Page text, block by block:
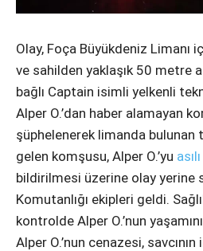
Olay, Foça Büyükdeniz Limanı
ve sahilden yaklaşık 50 metre
bağlı Captain isimli yelkenli
Alper O.’dan haber alamayan
şüphelenerek limanda
gelen komşusu, Alper O.’yu asılı
bildirilmesi üzerine olay yerine
Komutanlığı ekipleri geldi.
kontrolde Alper O.’nun
Alper O.’nun cenazesi,